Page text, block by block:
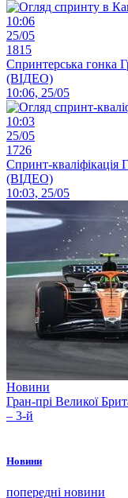
10:06
25/05
1815
Спринтерська гонка
(ВІДЕО)
10:06, 25/05
10:03
25/05
1726
Спринт-
(ВІДЕО)
10:03, 25/05
Новини
Гран-прі Великої
– 3-й
Новини
попередні новини